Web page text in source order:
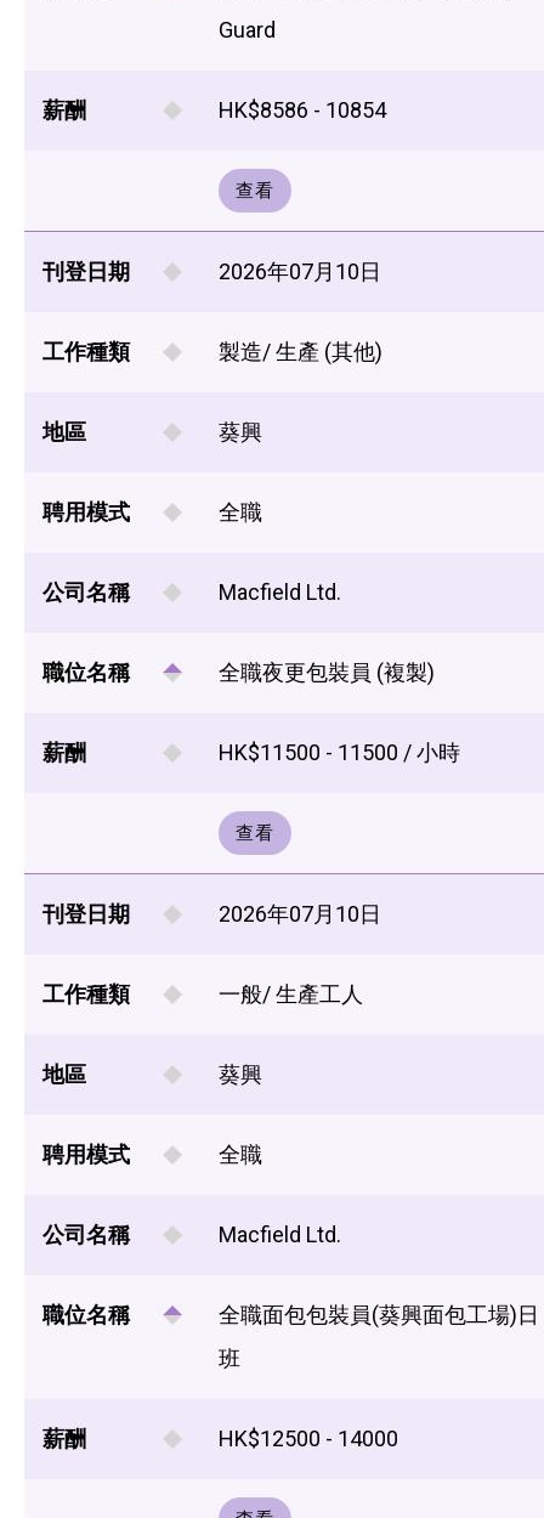
Guard
薪酬 HK$8586 - 10854
查看
刊登日期 2026年07月10日
工作種類 製造/ 生產 (其他)
地區 葵興
聘用模式 全職
公司名稱 Macfield Ltd.
職位名稱 全職夜更包裝員 (複製)
薪酬 HK$11500 - 11500 / 小時
查看
刊登日期 2026年07月10日
工作種類 一般/ 生產工人
地區 葵興
聘用模式 全職
公司名稱 Macfield Ltd.
職位名稱
全職面包包裝員(葵興面包工場)日
班
薪酬 HK$12500 - 14000